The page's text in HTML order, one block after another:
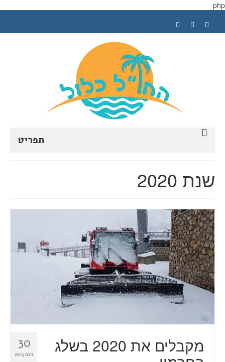
php
תפריט
תכנון טיול
טיפים
טיולים
תכנון טיול בהתאמה אישית
חדשות
אודות
שנת 2020
30
דצמ 2019 מקבלים את 2020 בשלג